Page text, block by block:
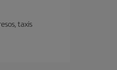
taxis